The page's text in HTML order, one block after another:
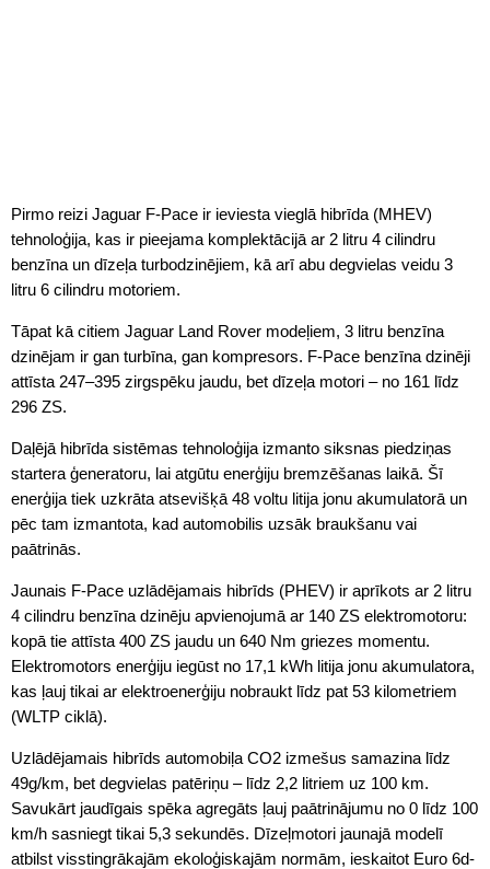
Pirmo reizi Jaguar F-Pace ir ieviesta vieglā hibrīda (MHEV)
tehnoloģija, kas ir pieejama komplektācijā ar 2 litru 4 cilindru
benzīna un dīzeļa turbodzinējiem, kā arī abu degvielas veidu 3
litru 6 cilindru motoriem.
Tāpat kā citiem Jaguar Land Rover modeļiem, 3 litru benzīna
dzinējam ir gan turbīna, gan kompresors. F-Pace benzīna dzinēji
attīsta 247–395 zirgspēku jaudu, bet dīzeļa motori – no 161 līdz
296 ZS.
Daļējā hibrīda sistēmas tehnoloģija izmanto siksnas piedziņas
startera ģeneratoru, lai atgūtu enerģiju bremzēšanas laikā. Šī
enerģija tiek uzkrāta atsevišķā 48 voltu litija jonu akumulatorā un
pēc tam izmantota, kad automobilis uzsāk braukšanu vai
paātrinās.
Jaunais F-Pace uzlādējamais hibrīds (PHEV) ir aprīkots ar 2 litru
4 cilindru benzīna dzinēju apvienojumā ar 140 ZS elektromotoru:
kopā tie attīsta 400 ZS jaudu un 640 Nm griezes momentu.
Elektromotors enerģiju iegūst no 17,1 kWh litija jonu akumulatora,
kas ļauj tikai ar elektroenerģiju nobraukt līdz pat 53 kilometriem
(WLTP ciklā).
Uzlādējamais hibrīds automobiļa CO2 izmešus samazina līdz
49g/km, bet degvielas patēriņu – līdz 2,2 litriem uz 100 km.
Savukārt jaudīgais spēka agregāts ļauj paātrinājumu no 0 līdz 100
km/h sasniegt tikai 5,3 sekundēs. Dīzeļmotori jaunajā modelī
atbilst visstingrākajām ekoloģiskajām normām, ieskaitot Euro 6d-